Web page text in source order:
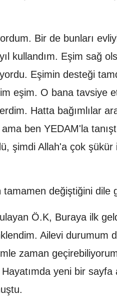
Bir de bunları
kullandım. Eşim sağ
Eşimin desteği
eşim. O bana tavsiye
Hatta bağımlılar
ben YEDAM'la
şimdi Allah'a çok şükür
tamamen değiştiğini dile
Ö.K, Buraya ilk
Ailevi durumum
zaman
yeni bir sayfa